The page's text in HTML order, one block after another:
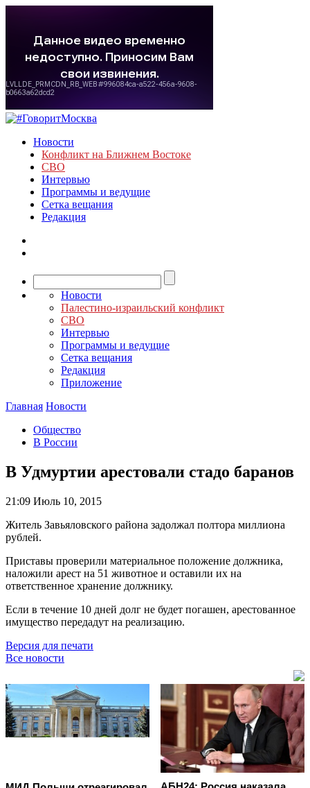
Новости
Конфликт на Ближнем Востоке
СВО
Интервью
Программы и ведущие
Сетка вещания
Редакция
Новости
Палестино-израильский конфликт
СВО
Интервью
Программы и ведущие
Сетка вещания
Редакция
Приложение
Главная Новости
Общество
В России
В Удмуртии арестовали стадо баранов
21:09 Июль 10, 2015
Житель Завьяловского района задолжал полтора миллиона
рублей.
Приставы проверили материальное положение должника,
наложили арест на 51 животное и оставили их на
ответственное хранение должнику.
Если в течение 10 дней долг не будет погашен, арестованное
имущество передадут на реализацию.
Версия для печати
Все новости